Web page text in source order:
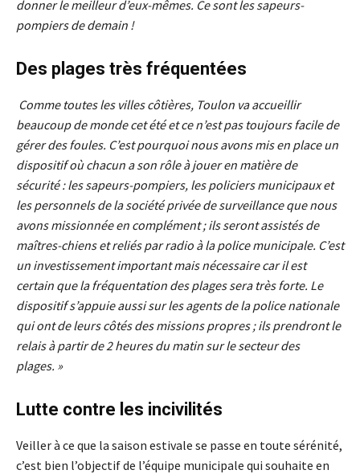
donner le meilleur d’eux-mêmes. Ce sont les sapeurs-
pompiers de demain !
Des plages très fréquentées
Comme toutes les villes côtières, Toulon va accueillir
beaucoup de monde cet été et ce n’est pas toujours facile de
gérer des foules. C’est pourquoi nous avons mis en place un
dispositif où chacun a son rôle à jouer en matière de
sécurité : les sapeurs-pompiers, les policiers municipaux et
les personnels de la société privée de surveillance que nous
avons missionnée en complément ; ils seront assistés de
maîtres-chiens et reliés par radio à la police municipale. C’est
un investissement important mais nécessaire car il est
certain que la fréquentation des plages sera très forte. Le
dispositif s’appuie aussi sur les agents de la police nationale
qui ont de leurs côtés des missions propres ; ils prendront le
relais à partir de 2 heures du matin sur le secteur des
plages. »
Lutte contre les incivilités
Veiller à ce que la saison estivale se passe en toute sérénité,
c’est bien l’objectif de l’équipe municipale qui souhaite en